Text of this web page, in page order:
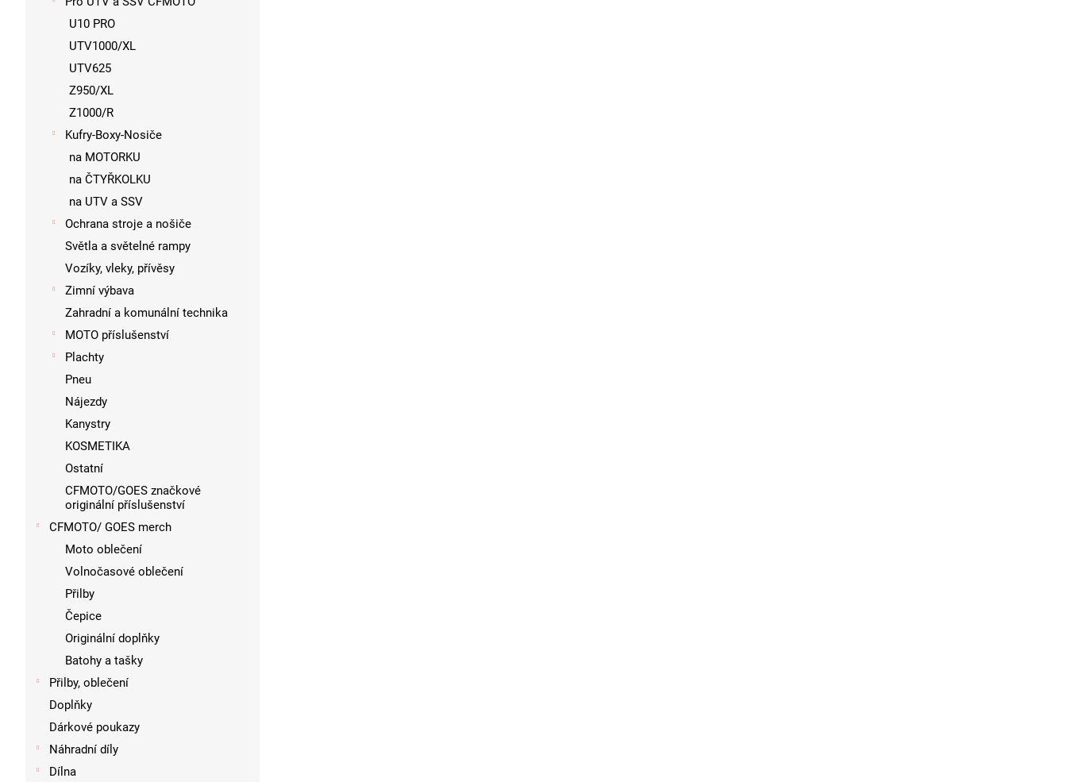
U10 PRO
UTV1000/XL
UTV625
Z950/XL
Z1000/R
Kufry-Boxy-Nosiče
na MOTORKU
na ČTYŘKOLKU
na UTV a SSV
Ochrana stroje a nošiče
Světla a světelné rampy
Vozíky, vleky, přívěsy
Zimní výbava
Zahradní a komunální technika
MOTO příslušenství
Plachty
Pneu
Nájezdy
Kanystry
KOSMETIKA
Ostatní
CFMOTO/GOES značkové
originální příslušenství
CFMOTO/ GOES merch
Moto oblečení
Volnočasové oblečení
Přilby
Čepice
Originální doplňky
Batohy a tašky
Přilby, oblečení
Doplňky
Dárkové poukazy
Náhradní díly
Dílna